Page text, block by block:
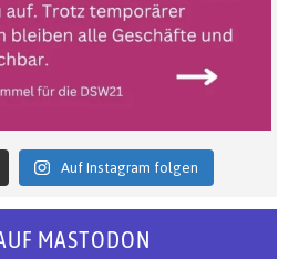
Auf Instagram folgen
MASTODON